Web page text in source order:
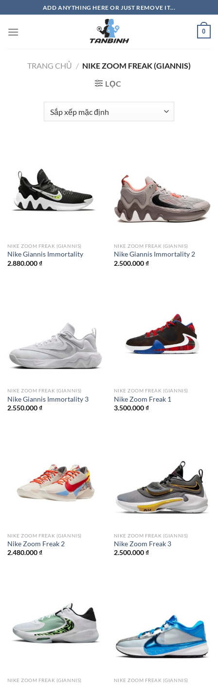
qua
nội
ADD ANYTHING HERE OR JUST REMOVE IT...
0
TRANG CHỦ / NIKE ZOOM FREAK (GIANNIS)
LỌC
NIKE ZOOM FREAK (GIANNIS)
Nike Giannis Immortality
2.880.000₫
NIKE ZOOM FREAK (GIANNIS)
Nike Giannis Immortality 2
2.500.000₫
NIKE ZOOM FREAK (GIANNIS)
Nike Giannis Immortality 3
2.550.000₫
NIKE ZOOM FREAK (GIANNIS)
Nike Zoom Freak 1
3.500.000₫
NIKE ZOOM FREAK (GIANNIS)
Nike Zoom Freak 2
2.480.000₫
NIKE ZOOM FREAK (GIANNIS)
Nike Zoom Freak 3
2.500.000₫
NIKE ZOOM FREAK (GIANNIS) NIKE ZOOM FREAK (GIANNIS)